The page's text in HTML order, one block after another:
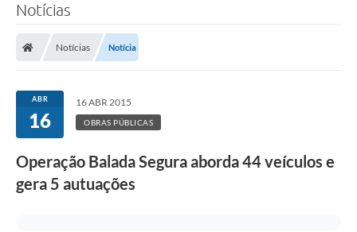
Notícias
Notícias Notícia
ABR
16
16 ABR 2015
OBRAS PÚBLICAS
Operação Balada Segura aborda 44 veículos e
gera 5 autuações